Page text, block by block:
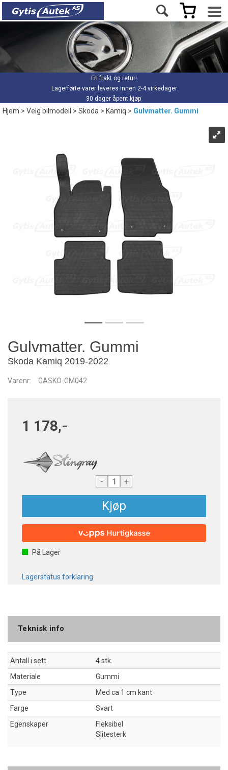
Fri frakt og retur!
Lagerførte varer leveres innen 2-4 virkedager
30 dager åpent kjøp
Hjem>Velg bilmodell >Skoda>Kamiq>Gulvmatter. Gummi
Gulvmatter. Gummi
Skoda Kamiq 2019-2022
Varenr: GASKO-GM042
1 178,-
- +
Kjøp
På Lager
Lagerstatus forklaring
Teknisk info
Antall i sett
4 stk.
Materiale
Gummi
Type
Med ca 1 cm kant
Farge
Svart
Egenskaper
Fleksibel
Slitesterk